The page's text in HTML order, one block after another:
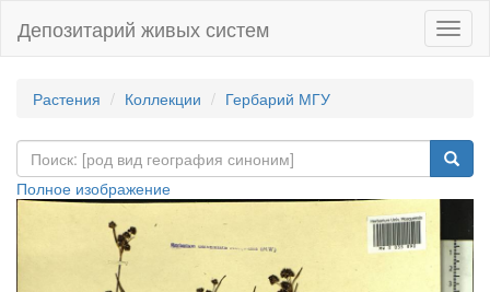
Депозитарий живых систем
Растения Коллекции Гербарий МГУ
Полное изображение